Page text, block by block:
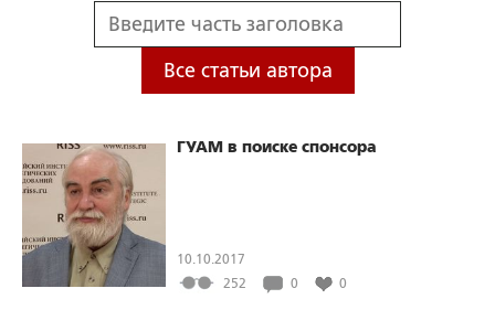
Все статьи автора
ГУАМ в поиске спонсора
10.10.2017
252
0 0